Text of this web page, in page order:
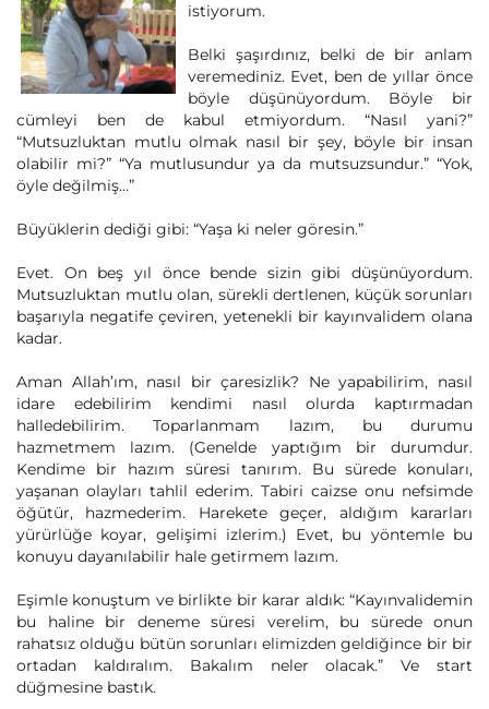
istiyorum.
Belki şaşırdınız, belki de bir anlam
veremediniz. Evet, ben de yıllar önce
böyle düşünüyordum. Böyle bir
cümleyi ben de kabul etmiyordum. “Nasıl yani?”
“Mutsuzluktan mutlu olmak nasıl bir şey, böyle bir insan
olabilir mi?” “Ya mutlusundur ya da mutsuzsundur.” “Yok,
öyle değilmiş…”
Büyüklerin dediği gibi: “Yaşa ki neler göresin.”
Evet. On beş yıl önce bende sizin gibi düşünüyordum.
Mutsuzluktan mutlu olan, sürekli dertlenen, küçük sorunları
başarıyla negatife çeviren, yetenekli bir kayınvalidem olana
kadar.
Aman Allah’ım, nasıl bir çaresizlik? Ne yapabilirim, nasıl
idare edebilirim kendimi nasıl olurda kaptırmadan
halledebilirim. Toparlanmam lazım, bu durumu
hazmetmem lazım. (Genelde yaptığım bir durumdur.
Kendime bir hazım süresi tanırım. Bu sürede konuları,
yaşanan olayları tahlil ederim. Tabiri caizse onu nefsimde
öğütür, hazmederim. Harekete geçer, aldığım kararları
yürürlüğe koyar, gelişimi izlerim.) Evet, bu yöntemle bu
konuyu dayanılabilir hale getirmem lazım.
Eşimle konuştum ve birlikte bir karar aldık: “Kayınvalidemin
bu haline bir deneme süresi verelim, bu sürede onun
rahatsız olduğu bütün sorunları elimizden geldiğince bir bir
ortadan kaldıralım. Bakalım neler olacak.” Ve start
düğmesine bastık.